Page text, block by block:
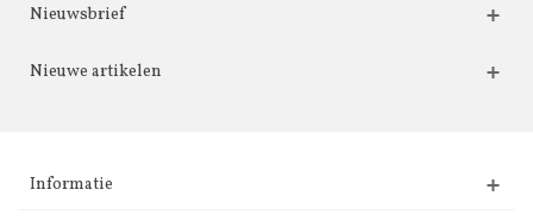
Nieuwsbrief
Nieuwe artikelen
Informatie